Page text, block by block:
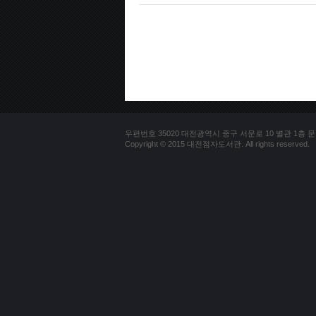
우편번호 35020 대전광역시 중구 서문로 10 별관 1층
Copyright © 2015 대전점자도서관. All rights reserved.